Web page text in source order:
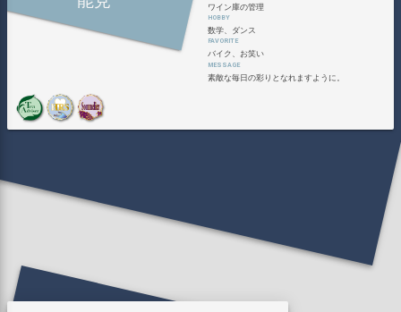
ワイン庫の管理
数学、ダンス
バイク、お笑い
素敵な毎日の彩りとなれますように。